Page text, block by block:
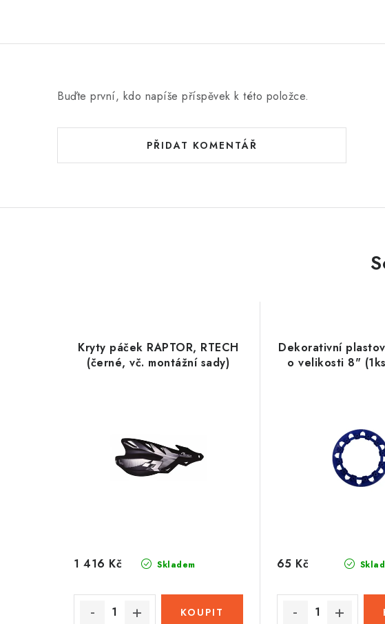
Buďte první, kdo napíše příspěvek k této položce.
PŘIDAT KOMENTÁŘ
Kryty páček RAPTOR, RTECH
(černé, vč. montážní sady)
Skladem
1 416 Kč
Dekorativní
o velikosti 8"
65 Kč